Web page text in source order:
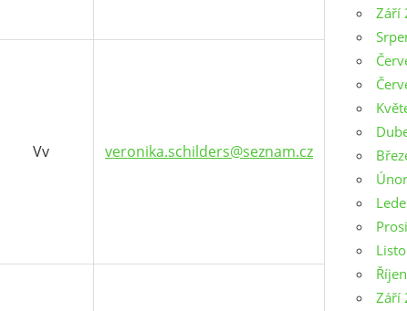
Vv
veronika.schilders@seznam.cz
Září
Září